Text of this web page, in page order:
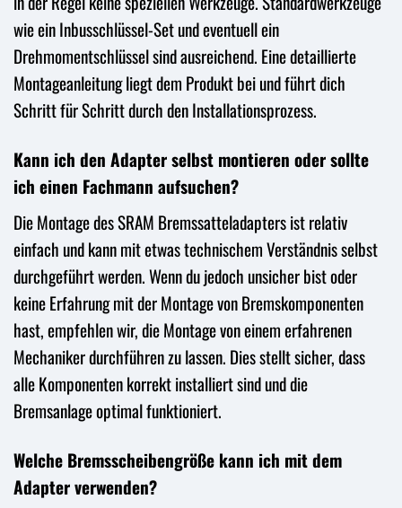
wie ein Inbusschlüssel-Set und eventuell ein
Drehmomentschlüssel sind ausreichend. Eine detaillierte
Montageanleitung liegt dem Produkt bei und führt dich
Schritt für Schritt durch den Installationsprozess.
Kann ich den Adapter selbst montieren oder sollte
ich einen Fachmann aufsuchen?
Die Montage des SRAM Bremssatteladapters ist relativ
einfach und kann mit etwas technischem Verständnis selbst
durchgeführt werden. Wenn du jedoch unsicher bist oder
keine Erfahrung mit der Montage von Bremskomponenten
hast, empfehlen wir, die Montage von einem erfahrenen
Mechaniker durchführen zu lassen. Dies stellt sicher, dass
alle Komponenten korrekt installiert sind und die
Bremsanlage optimal funktioniert.
Welche Bremsscheibengröße kann ich mit dem
Adapter verwenden?